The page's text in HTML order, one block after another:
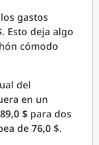
gastos
. Esto deja algo
cómodo
del
en un
89,0 $ para dos
de 76,0 $.